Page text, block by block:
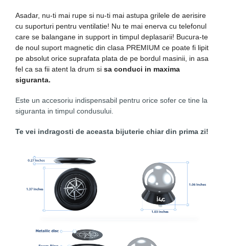
Asadar, nu-ti mai rupe si nu-ti mai astupa grilele de aerisire
cu suporturi pentru ventilatie! Nu te mai enerva cu telefonul
care se balangane in support in timpul deplasarii! Bucura-te
de noul suport magnetic din clasa PREMIUM ce poate fi lipit
pe absolut orice suprafata plata de pe bordul masinii, in asa
fel ca sa fii atent la drum si sa conduci in maxima
siguranta.
Este un accesoriu indispensabil pentru orice sofer ce tine la
siguranta in timpul condusului.
Te vei indragosti de aceasta bijuterie chiar din prima zi!